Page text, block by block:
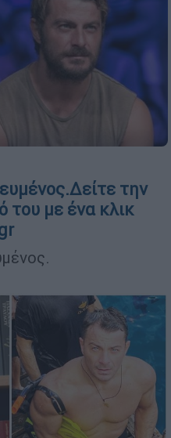
την
με ένα κλικ